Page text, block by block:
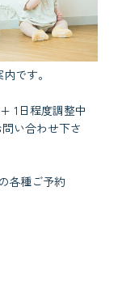
です。
1日程度調整中
い合わせ下さ
各種ご予約